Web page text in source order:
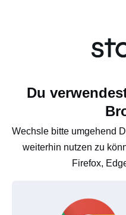
Du
Wechsle bitte umgehend
weiterhin nutzen zu
Firefox,